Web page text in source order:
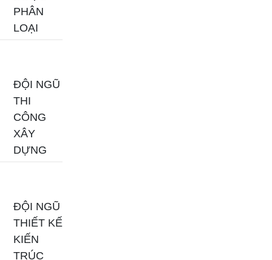
PHÂN
LOẠI
ĐỘI NGŨ
THI
CÔNG
XÂY
DỰNG
ĐỘI NGŨ
THIẾT KẾ
KIẾN
TRÚC